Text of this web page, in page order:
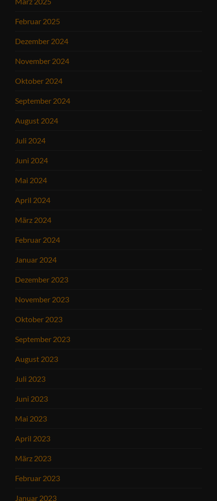
Februar 2025
Dezember 2024
November 2024
Oktober 2024
September 2024
August 2024
Juli 2024
Juni 2024
Mai 2024
April 2024
März 2024
Februar 2024
Januar 2024
Dezember 2023
November 2023
Oktober 2023
September 2023
August 2023
Juli 2023
Juni 2023
Mai 2023
April 2023
März 2023
Februar 2023
Januar 2023